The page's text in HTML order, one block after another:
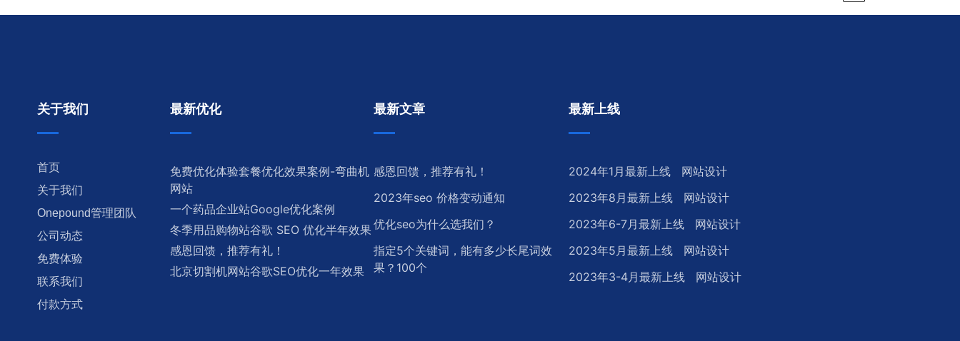
关于我们
首页
关于我们
Onepound管理团队
公司动态
免费体验
联系我们
付款方式
最新优化
免费优化体验套餐优化效果案例-弯曲机
网站
一个药品企业站Google优化案例
冬季用品购物站谷歌 SEO 优化半年效果
感恩回馈，推荐有礼！
北京切割机网站谷歌SEO优化一年效果
最新文章
感恩回馈，推荐有礼！
2023年seo 价格变动通知
优化seo为什么选我们？
指定5个关键词，能有多少长尾词效
果？100个
最新上线
2024年1月最新上线 网站设计
2023年8月最新上线 网站设计
2023年6-7月最新上线 网站设计
2023年5月最新上线 网站设计
2023年3-4月最新上线 网站设计